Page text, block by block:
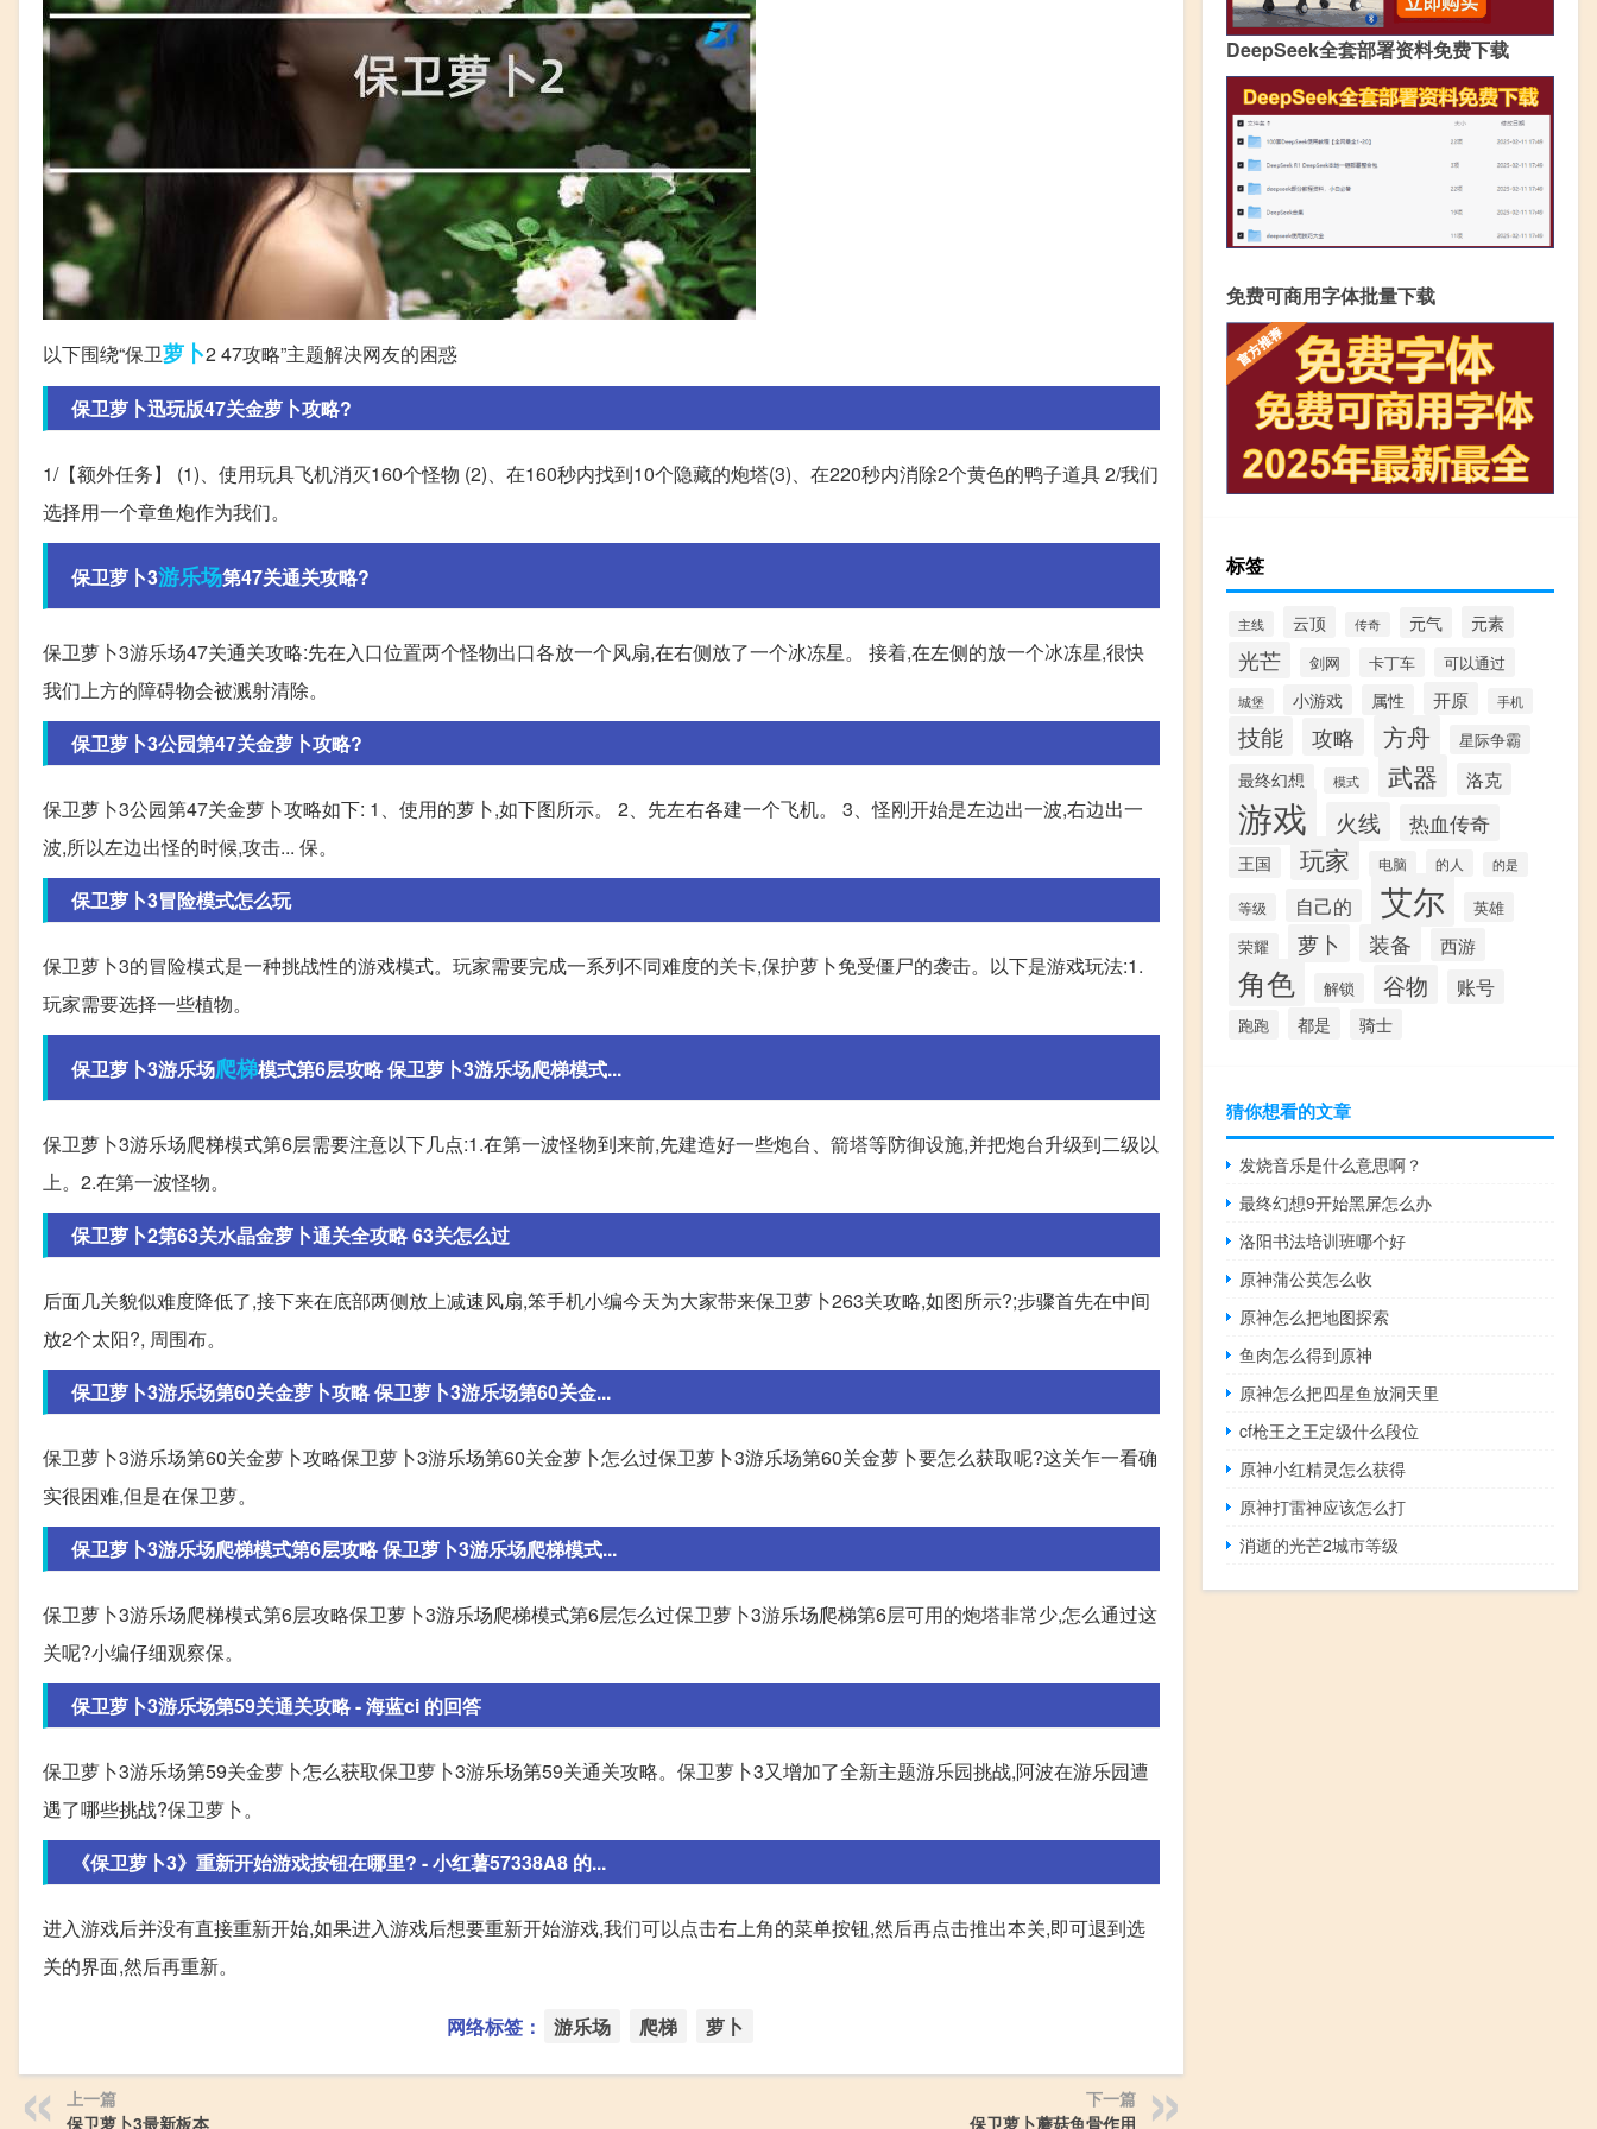
以下围绕“保卫萝卜2 47攻略”主题解决网友的困惑
保卫萝卜迅玩版47关金萝卜攻略?
1/【额外任务】 (1)、使用玩具飞机消灭160个怪物 (2)、在160秒内找到10个隐藏的炮塔(3)、在220秒内消除2个黄色的鸭子道具 2/我们
选择用一个章鱼炮作为我们。
保卫萝卜3游乐场第47关通关攻略?
保卫萝卜3游乐场47关通关攻略:先在入口位置两个怪物出口各放一个风扇,在右侧放了一个冰冻星。 接着,在左侧的放一个冰冻星,很快
我们上方的障碍物会被溅射清除。
保卫萝卜3公园第47关金萝卜攻略?
保卫萝卜3公园第47关金萝卜攻略如下: 1、使用的萝卜,如下图所示。 2、先左右各建一个飞机。 3、怪刚开始是左边出一波,右边出一
波,所以左边出怪的时候,攻击... 保。
保卫萝卜3冒险模式怎么玩
保卫萝卜3的冒险模式是一种挑战性的游戏模式。玩家需要完成一系列不同难度的关卡,保护萝卜免受僵尸的袭击。以下是游戏玩法:1.
玩家需要选择一些植物。
保卫萝卜3游乐场爬梯模式第6层攻略 保卫萝卜3游乐场爬梯模式...
保卫萝卜3游乐场爬梯模式第6层需要注意以下几点:1.在第一波怪物到来前,先建造好一些炮台、箭塔等防御设施,并把炮台升级到二级以
上。2.在第一波怪物。
保卫萝卜2第63关水晶金萝卜通关全攻略 63关怎么过
后面几关貌似难度降低了,接下来在底部两侧放上减速风扇,笨手机小编今天为大家带来保卫萝卜263关攻略,如图所示?;步骤首先在中间
放2个太阳?, 周围布。
保卫萝卜3游乐场第60关金萝卜攻略 保卫萝卜3游乐场第60关金...
保卫萝卜3游乐场第60关金萝卜攻略保卫萝卜3游乐场第60关金萝卜怎么过保卫萝卜3游乐场第60关金萝卜要怎么获取呢?这关乍一看确
实很困难,但是在保卫萝。
保卫萝卜3游乐场爬梯模式第6层攻略 保卫萝卜3游乐场爬梯模式...
保卫萝卜3游乐场爬梯模式第6层攻略保卫萝卜3游乐场爬梯模式第6层怎么过保卫萝卜3游乐场爬梯第6层可用的炮塔非常少,怎么通过这
关呢?小编仔细观察保。
保卫萝卜3游乐场第59关通关攻略 - 海蓝ci 的回答
保卫萝卜3游乐场第59关金萝卜怎么获取保卫萝卜3游乐场第59关通关攻略。保卫萝卜3又增加了全新主题游乐园挑战,阿波在游乐园遭
遇了哪些挑战?保卫萝卜。
《保卫萝卜3》重新开始游戏按钮在哪里? - 小红薯57338A8 的...
进入游戏后并没有直接重新开始,如果进入游戏后想要重新开始游戏,我们可以点击右上角的菜单按钮,然后再点击推出本关,即可退到选
关的界面,然后再重新。
网络标签： 游乐场 爬梯 萝卜
上一篇
保卫萝卜3最新板本
下一篇
保卫萝卜蘑菇鱼骨作用
DeepSeek全套部署资料免费下载
免费可商用字体批量下载
标签
主线 云顶 传奇 元气 元素
光芒 剑网 卡丁车 可以通过
城堡 小游戏 属性 开原 手机
技能 攻略 方舟 星际争霸
最终幻想 模式 武器 洛克
游戏 火线 热血传奇
王国 玩家 电脑 的人 的是
等级 自己的 艾尔 英雄
荣耀 萝卜 装备 西游
角色 解锁 谷物 账号
跑跑 都是 骑士
猜你想看的文章
发烧音乐是什么意思啊？
最终幻想9开始黑屏怎么办
洛阳书法培训班哪个好
原神蒲公英怎么收
原神怎么把地图探索
鱼肉怎么得到原神
原神怎么把四星鱼放洞天里
cf枪王之王定级什么段位
原神小红精灵怎么获得
原神打雷神应该怎么打
消逝的光芒2城市等级